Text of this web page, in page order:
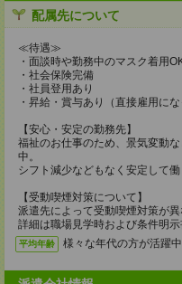
配属先について
≪待遇≫
・面談時や勤務中のマスク着用
・社会保険完備
・社員登用あり
・昇給・賞与あり（直接雇用に
【安心・安定の勤務先】
福祉のお仕事のため、景気変動
中。
シフト減少などもなく安定して働
【受動喫煙対策について】
派遣先によって受動喫煙対策が異
詳細は職場見学時および条件明
平均年齢 様々な年代の方が活躍